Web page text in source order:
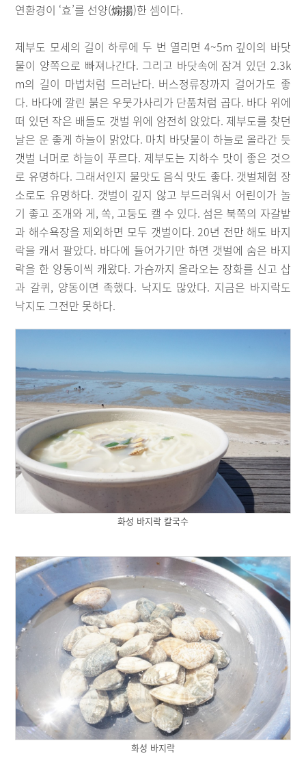
연환경이 ‘효’를 선양(煽揚)한 셈이다.
제부도 모세의 길이 하루에 두 번 열리면 4~5m 깊이의 바닷
물이 양쪽으로 빠져나간다. 그리고 바닷속에 잠겨 있던 2.3k
m의 길이 마법처럼 드러난다. 버스정류장까지 걸어가도 좋
다. 바다에 깔린 붉은 우뭇가사리가 단품처럼 곱다. 바다 위에
떠 있던 작은 배들도 갯벌 위에 얌전히 앉았다. 제부도를 찾던
날은 운 좋게 하늘이 맑았다. 마치 바닷물이 하늘로 올라간 듯
갯벌 너머로 하늘이 푸르다. 제부도는 지하수 맛이 좋은 것으
로 유명하다. 그래서인지 물맛도 음식 맛도 좋다. 갯벌체험 장
소로도 유명하다. 갯벌이 깊지 않고 부드러워서 어린이가 놀
기 좋고 조개와 게, 쏙, 고둥도 캘 수 있다. 섬은 북쪽의 자갈밭
과 해수욕장을 제외하면 모두 갯벌이다. 20년 전만 해도 바지
락을 캐서 팔았다. 바다에 들어가기만 하면 갯벌에 숨은 바지
락을 한 양동이씩 캐왔다. 가슴까지 올라오는 장화를 신고 삽
과 갈퀴, 양동이면 족했다. 낙지도 많았다. 지금은 바지락도
낙지도 그전만 못하다.
화성 바지락 칼국수
화성 바지락